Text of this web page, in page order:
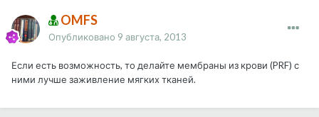
OMFS
Опубликовано 9 августа, 2013
Если есть возможность, то делайте мембраны из крови (PRF) с
ними лучше заживление мягких тканей.